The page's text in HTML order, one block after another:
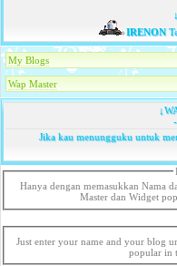
IRENON
My Blogs
Wap Master
Jika kau menungguku untuk
Hanya dengan memasukkan Nama
Master dan Widget
Just enter your name and your blog
popular in